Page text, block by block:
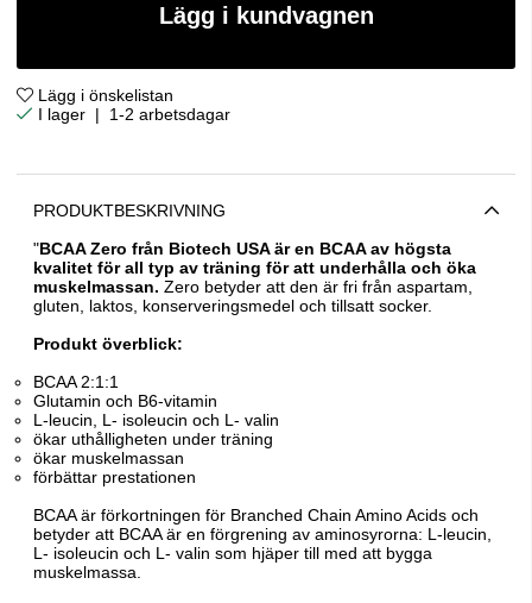
Lägg i kundvagnen
Lägg i önskelistan
| 1-2 arbetsdagar
PRODUKTBESKRIVNING
"BCAA Zero från Biotech USA är en BCAA av högsta
kvalitet för all typ av träning för att underhålla och öka
muskelmassan. Zero betyder att den är fri från aspartam,
gluten, laktos, konserveringsmedel och tillsatt socker.
Produkt överblick:
BCAA 2:1:1
Glutamin och B6-vitamin
L-leucin, L- isoleucin och L- valin
ökar uthålligheten under träning
ökar muskelmassan
förbättar prestationen
BCAA är förkortningen för Branched Chain Amino Acids och
betyder att BCAA är en förgrening av aminosyrorna: L-leucin,
L- isoleucin och L- valin som hjäper till med att bygga
muskelmassa.